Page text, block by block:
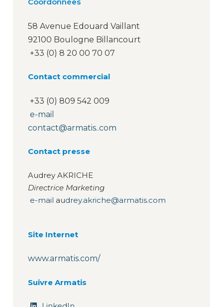
58 Avenue Edouard Vaillant
92100 Boulogne Billancourt
+33 (0) 8 20 00 70 07
Contact commercial
+33 (0) 809 542 009
e-mail
contact@armatis..com
Contact presse
Audrey AKRICHE
Directrice Marketing
e-mail audrey.akriche@armatis.com
Site Internet
www.armatis.com/
Suivre Armatis